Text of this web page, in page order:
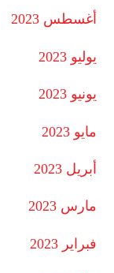
أغسطس 2023
يوليو 2023
يونيو 2023
مايو 2023
أبريل 2023
مارس 2023
فبراير 2023